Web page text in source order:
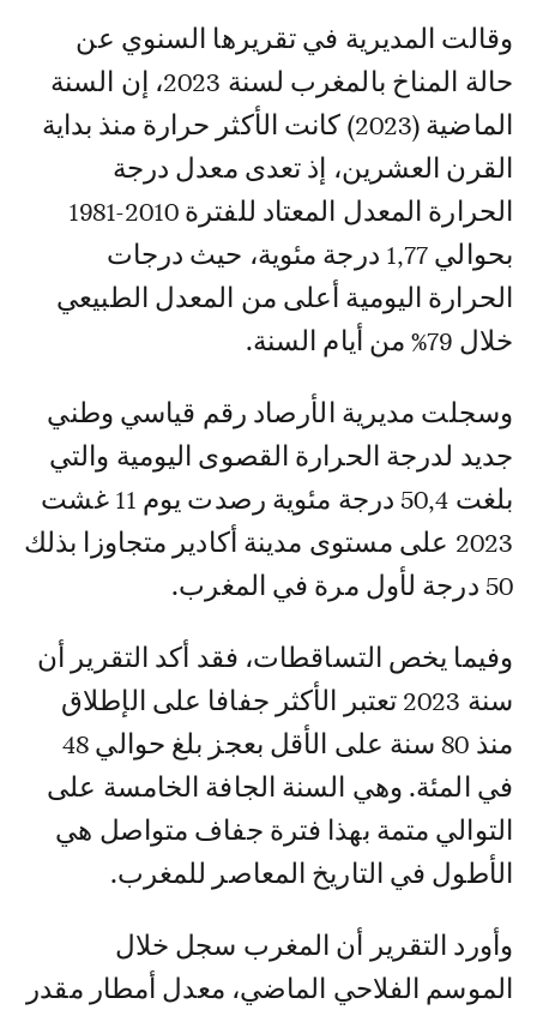
وقالت المديرية في تقريرها السنوي عن
حالة المناخ بالمغرب لسنة 2023، إن السنة
الماضية (2023) كانت الأكثر حرارة منذ بداية
القرن العشرين، إذ تعدى معدل درجة
الحرارة المعدل المعتاد للفترة 2010-1981
بحوالي 1,77 درجة مئوية، حيث درجات
الحرارة اليومية أعلى من المعدل الطبيعي
خلال 79% من أيام السنة.
وسجلت مديرية الأرصاد رقم قياسي وطني
جديد لدرجة الحرارة القصوى اليومية والتي
بلغت 50,4 درجة مئوية رصدت يوم 11 غشت
2023 على مستوى مدينة أكادير متجاوزا بذلك
50 درجة لأول مرة في المغرب.
وفيما يخص التساقطات، فقد أكد التقرير أن
سنة 2023 تعتبر الأكثر جفافا على الإطلاق
منذ 80 سنة على الأقل بعجز بلغ حوالي 48
في المئة. وهي السنة الجافة الخامسة على
التوالي متمة بهذا فترة جفاف متواصل هي
الأطول في التاريخ المعاصر للمغرب.
وأورد التقرير أن المغرب سجل خلال
الموسم الفلاحي الماضي، معدل أمطار مقدر